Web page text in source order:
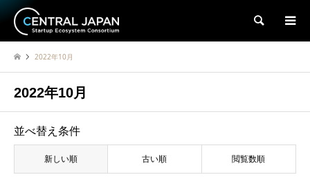
検索
2022年10月
2022年10月
並べ替え条件
新しい順 古い順 閲覧数順